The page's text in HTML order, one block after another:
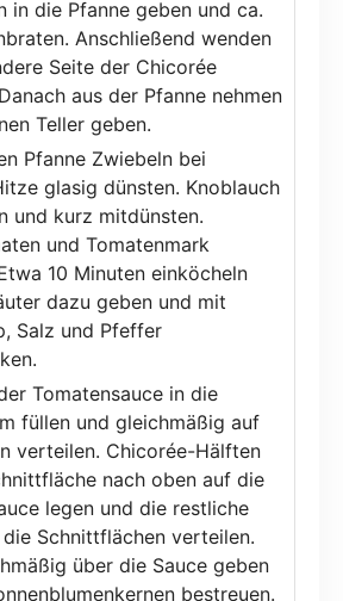
in die Pfanne geben und ca.
Anschließend wenden
Seite der Chicorée
aus der Pfanne nehmen
Teller geben.
Pfanne Zwiebeln bei
glasig dünsten. Knoblauch
und kurz mitdünsten.
und Tomatenmark
10 Minuten einköcheln
dazu geben und mit
Salz und Pfeffer
Tomatensauce in die
füllen und gleichmäßig auf
verteilen. Chicorée-Hälften
nach oben auf die
legen und die restliche
die Schnittflächen verteilen.
über die Sauce geben
bestreuen.